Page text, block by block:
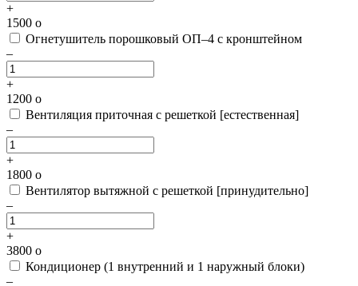
+
1500 o
Огнетушитель порошковый ОП–4 с кронштейном
–
+
1200 o
Вентиляция приточная с решеткой [естественная]
–
+
1800 o
Вентилятор вытяжной с решеткой [принудительно]
–
+
3800 o
Кондиционер (1 внутренний и 1 наружный блоки)
–